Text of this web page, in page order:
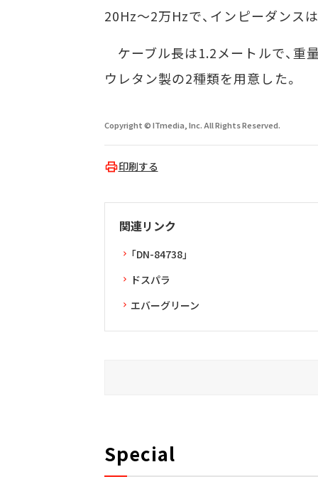
20Hz〜2万Hzで、インピーダンス
ケーブル長は1.2メートルで、重
ウレタン製の2種類を用意した。
Copyright © ITmedia, Inc. All Rights Reserved.
印刷する
関連リンク
「DN-84738」
ドスパラ
エバーグリーン
Special